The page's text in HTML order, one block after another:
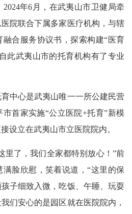
年6月，在武夷山市卫健局牵
院联合下属多家医疗机构，与辖
融合服务协议书，探索构建“医育
此武夷山市的托育机构有了专业
心是武夷山唯一一所公建民营
首家实施“公立医院+托育”新模
设立在武夷山市立医院院内。
了，我们全家都特别放心！”前
脸欣慰，笑着说道，“这里的保
子细致入微，吃饭、午睡、玩耍
们安心的是园区就在医院院内，